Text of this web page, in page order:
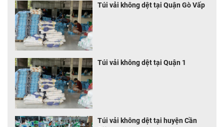
Túi vải không dệt tại Quận Gò Vấp
Túi vải không dệt tại Quận 1
Túi vải không dệt tại huyện Cần